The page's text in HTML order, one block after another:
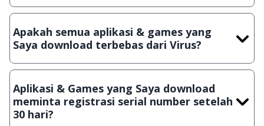
Ya, JalanTikus hanya membagikan aplikasi & games yang
crack, patch atau semacamnya.
Apakah semua aplikasi & games yang
Saya download terbebas dari Virus?
Ya, JalanTikus selalu melakukan scanning dengan 3 jenis
suatu aplikasi atau games, sehingga bisa dijamin 100%
terbebas dari virus.
Aplikasi & Games yang Saya download
meminta registrasi serial number setelah
30 hari?